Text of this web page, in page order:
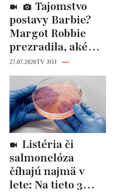
postavy Barbie?
Margot Robbie
prezradila, aké
cviky jej pomohli
spevniť celé telo
27.07.2026TV JOJ
salmonelóza
číhajú najmä v
lete: Na tieto 3